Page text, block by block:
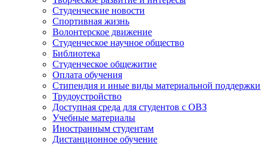
Студенческие новости
Спортивная жизнь
Волонтерское движение
Студенческое научное общество
Библиотека
Студенческое общежитие
Оплата обучения
Стипендия и иные виды материальной поддержки
Трудоустройство
Доступная среда для студентов с ОВЗ
Учебные материалы
Иностранным студентам
Дистанционное обучение